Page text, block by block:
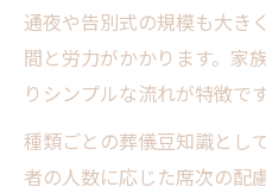
通夜や告別式の規模も大き
間と労力がかかります。家
りシンプルな流れが特徴です
種類ごとの葬儀豆知識とし
者の人数に応じた席次の配